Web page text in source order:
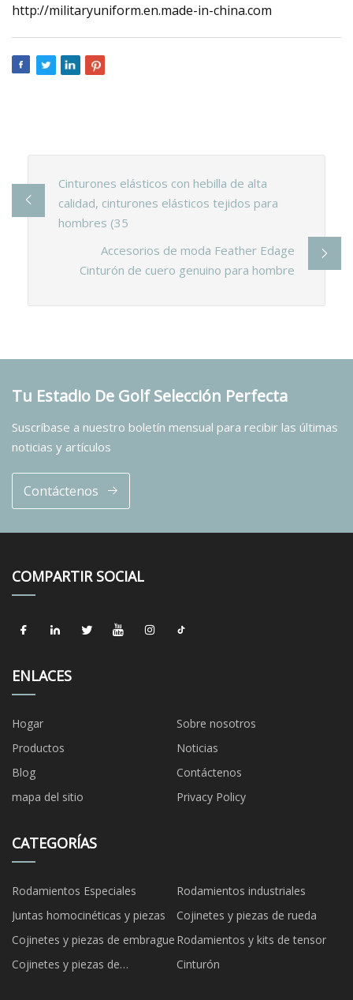
http://militaryuniform.en.made-in-china.com
Cinturones elásticos con hebilla de alta
calidad, cinturones elásticos tejidos para
hombres (35
Accesorios de moda Feather Edage
Cinturón de cuero genuino para hombre
Tu Estadio De Golf Selección Perfecta
Suscríbase a nuestro boletín mensual para recibir las últimas
noticias y artículos
Contáctenos
COMPARTIR SOCIAL
ENLACES
Hogar
Sobre nosotros
Productos
Noticias
Blog
Contáctenos
mapa del sitio
Privacy Policy
CATEGORÍAS
Rodamientos Especiales
Rodamientos industriales
Juntas homocinéticas y piezas
Cojinetes y piezas de rueda
Cojinetes y piezas de embrague Rodamientos y kits de tensor
Cojinetes y piezas de
Cinturón